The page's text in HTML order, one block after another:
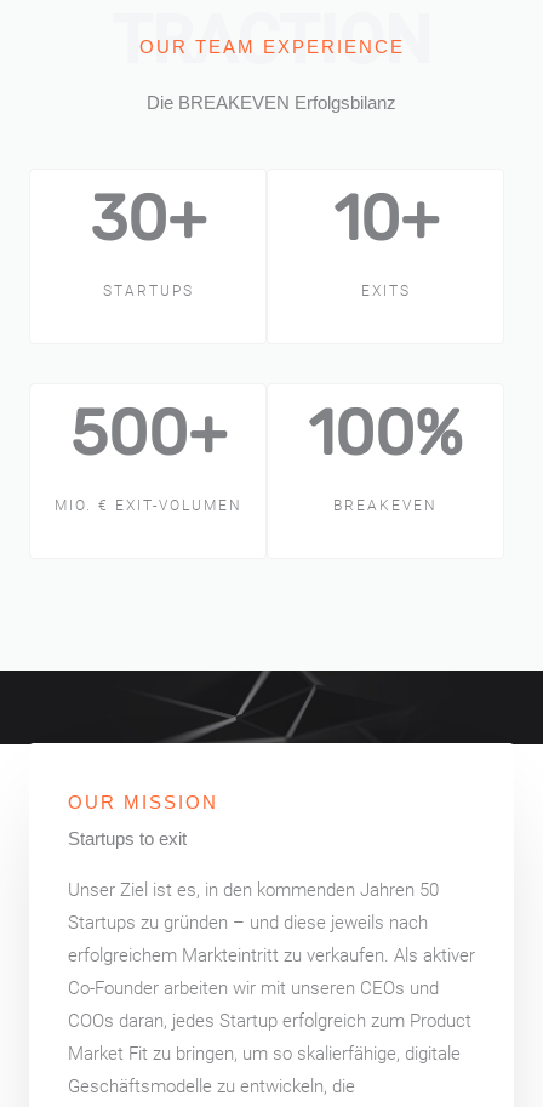
TRACTION
OUR TEAM EXPERIENCE
Die BREAKEVEN Erfolgsbilanz
30+
STARTUPS
10+
EXITS
500+
MIO. € EXIT-VOLUMEN
100%
BREAKEVEN
OUR MISSION
Startups to exit
Unser Ziel ist es, in den kommenden Jahren 50
Startups zu gründen – und diese jeweils nach
erfolgreichem Markteintritt zu verkaufen. Als aktiver
Co-Founder arbeiten wir mit unseren CEOs und
COOs daran, jedes Startup erfolgreich zum Product
Market Fit zu bringen, um so skalierfähige, digitale
Geschäftsmodelle zu entwickeln, die